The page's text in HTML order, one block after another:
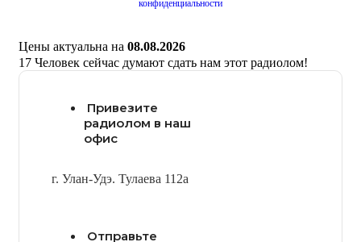
конфиденциальности
Цены актуальна на 08.08.2026
17 Человек сейчас думают сдать нам этот радиолом!
Привезите
радиолом в наш
офис
г. Улан-Удэ. Тулаева 112а
Отправьте